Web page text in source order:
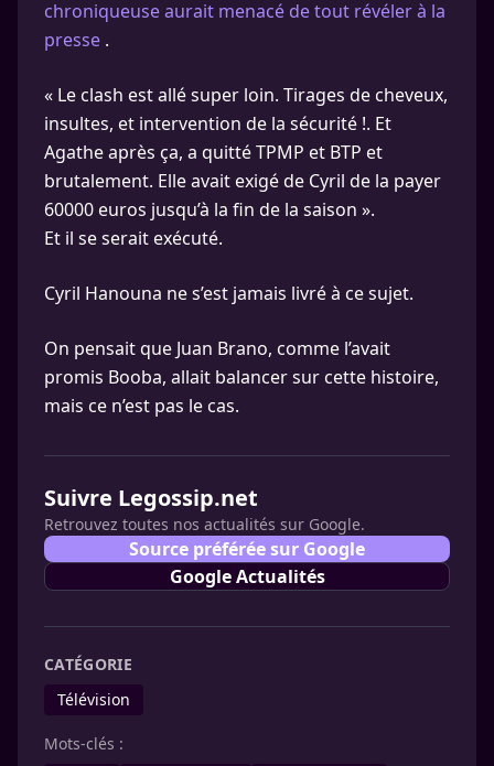
chroniqueuse aurait menacé de tout révéler à la
presse .
« Le clash est allé super loin. Tirages de cheveux,
insultes, et intervention de la sécurité !. Et
Agathe après ça, a quitté TPMP et BTP et
brutalement. Elle avait exigé de Cyril de la payer
60000 euros jusqu’à la fin de la saison ».
Et il se serait exécuté.
Cyril Hanouna ne s’est jamais livré à ce sujet.
On pensait que Juan Brano, comme l’avait
promis Booba, allait balancer sur cette histoire,
mais ce n’est pas le cas.
Suivre Legossip.net
Retrouvez toutes nos actualités sur Google.
Source préférée sur Google
Google Actualités
CATÉGORIE
Télévision
Mots-clés :